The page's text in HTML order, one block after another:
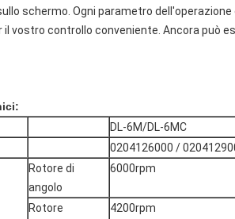
schermo. Ogni parametro
il vostro controllo conveniente. Ancora può
DL-6M/DL-6MC
0204126000 /
Rotore di
angolo
6000rpm
Rotore
4200rpm